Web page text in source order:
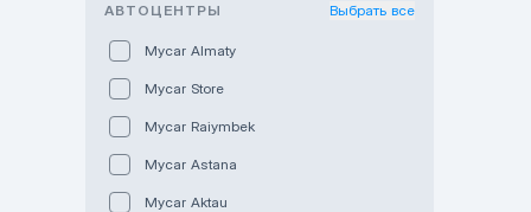
АВТОЦЕНТРЫ Выбрать все
Mycar Almaty
Mycar Store
Mycar Raiymbek
Mycar Astana
Mycar Aktau